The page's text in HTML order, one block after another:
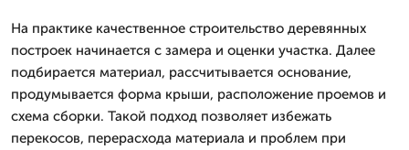
На практике качественное строительство деревянных
построек начинается с замера и оценки участка. Далее
подбирается материал, рассчитывается основание,
продумывается форма крыши, расположение проемов и
схема сборки. Такой подход позволяет избежать
перекосов, перерасхода материала и проблем при